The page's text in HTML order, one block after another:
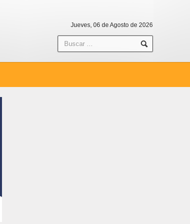
Jueves, 06 de Agosto de 2026